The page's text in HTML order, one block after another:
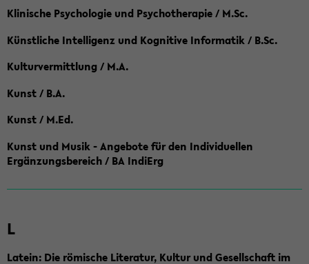
Klinische Psychologie und Psychotherapie / M.Sc.
Künstliche Intelligenz und Kognitive Informatik / B.Sc.
Kulturvermittlung / M.A.
Kunst / B.A.
Kunst / M.Ed.
Kunst und Musik - Angebote für den Individuellen
Ergänzungsbereich / BA IndiErg
L
Latein: Die römische Literatur, Kultur und Gesellschaft im